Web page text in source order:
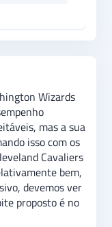
Wizards
mas a sua
isso com os
Cavaliers
bem,
devemos ver
proposto é no